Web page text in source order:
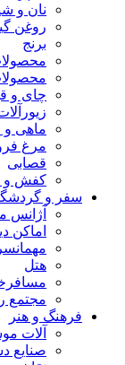
نان و
روغن
برنج
چای و
ماهی و
مرغ
قصابی
کفش و
سفر و
آژانس
اماکن
هتل
مجتمع
فرهنگ و هنر
آلات
صنایع